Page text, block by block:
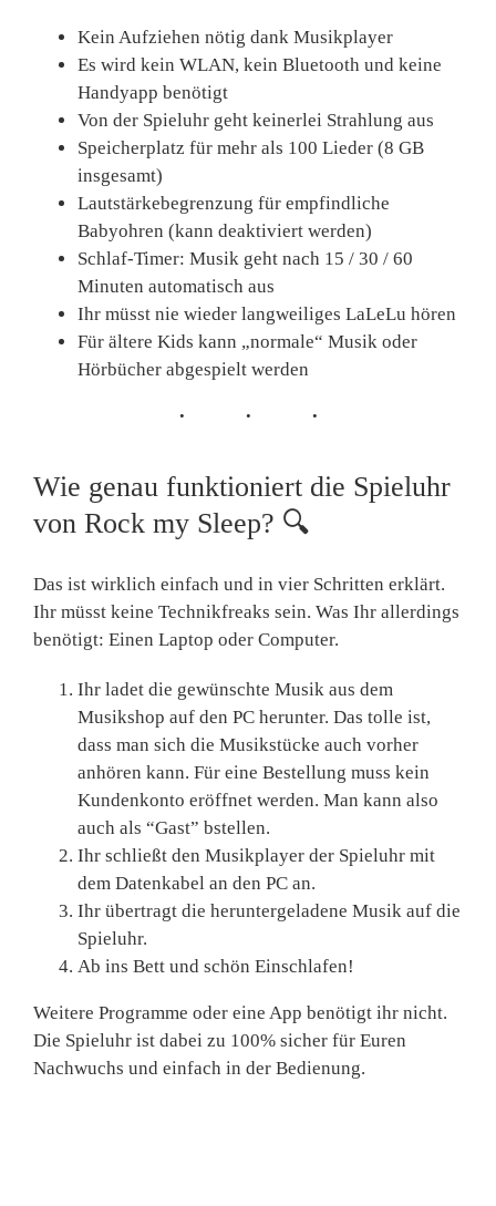
Kein Aufziehen nötig dank Musikplayer
Es wird kein WLAN, kein Bluetooth und keine
Handyapp benötigt
Von der Spieluhr geht keinerlei Strahlung aus
Speicherplatz für mehr als 100 Lieder (8 GB
insgesamt)
Lautstärkebegrenzung für empfindliche
Babyohren (kann deaktiviert werden)
Schlaf-Timer: Musik geht nach 15 / 30 / 60
Minuten automatisch aus
Ihr müsst nie wieder langweiliges LaLeLu hören
Für ältere Kids kann „normale“ Musik oder
Hörbücher abgespielt werden
Wie genau funktioniert die Spieluhr
von Rock my Sleep? 🔍
Das ist wirklich einfach und in vier Schritten erklärt.
Ihr müsst keine Technikfreaks sein. Was Ihr allerdings
benötigt: Einen Laptop oder Computer.
Ihr ladet die gewünschte Musik aus dem
Musikshop auf den PC herunter. Das tolle ist,
dass man sich die Musikstücke auch vorher
anhören kann. Für eine Bestellung muss kein
Kundenkonto eröffnet werden. Man kann also
auch als “Gast” bstellen.
Ihr schließt den Musikplayer der Spieluhr mit
dem Datenkabel an den PC an.
Ihr übertragt die heruntergeladene Musik auf die
Spieluhr.
Ab ins Bett und schön Einschlafen!
Weitere Programme oder eine App benötigt ihr nicht.
Die Spieluhr ist dabei zu 100% sicher für Euren
Nachwuchs und einfach in der Bedienung.